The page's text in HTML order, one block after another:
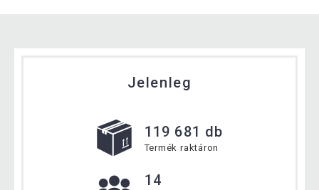
Jelenleg
119 681 db
Termék raktáron
14